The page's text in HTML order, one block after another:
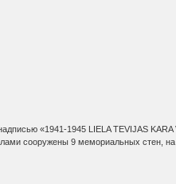
«1941-1945 LIELA TEVIJAS
9 мемориальных стен, на